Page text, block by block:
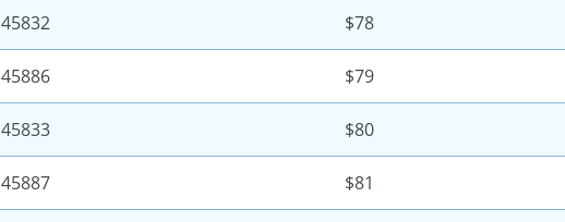
45832 $78
45886 $79
45833 $80
45887 $81